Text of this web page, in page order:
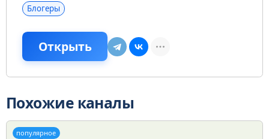
Блогеры
Открыть
Похожие каналы
популярное